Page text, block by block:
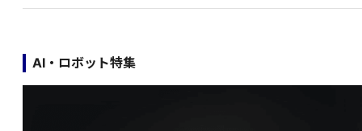
AI・ロボット特集